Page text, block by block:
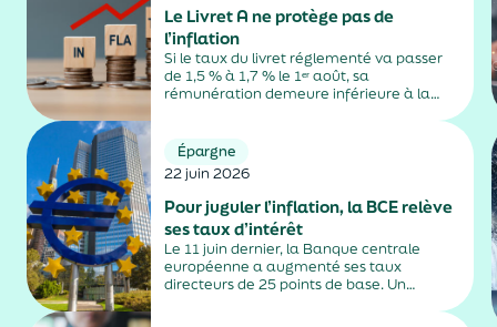
Le Livret A ne protège pas de
l’inflation
Si le taux du livret réglementé va passer
de 1,5 % à 1,7 % le 1ᵉʳ août, sa
rémunération demeure inférieure à la
Épargne
22 juin 2026
Pour juguler l’inflation, la BCE relève
ses taux d’intérêt
Le 11 juin dernier, la Banque centrale
européenne a augmenté ses taux
directeurs de 25 points de base. Un